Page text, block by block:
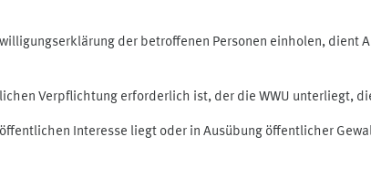
der betroffenen Personen einholen, dient
Verpflichtung erforderlich ist, der die WWU unterliegt,
Interesse liegt oder in Ausübung öffentlicher